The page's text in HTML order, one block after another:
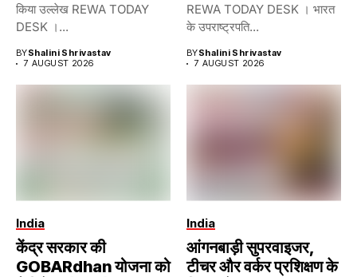
किया उल्लेख REWA TODAY
DESK ।...
BYShalini Shrivastav
7 AUGUST 2026
REWA TODAY DESK । भारत
के उपराष्ट्रपति...
BYShalini Shrivastav
7 AUGUST 2026
India
केंद्र सरकार की
GOBARdhan योजना को
India
आंगनबाड़ी सुपरवाइजर,
टीचर और वर्कर प्रशिक्षण के